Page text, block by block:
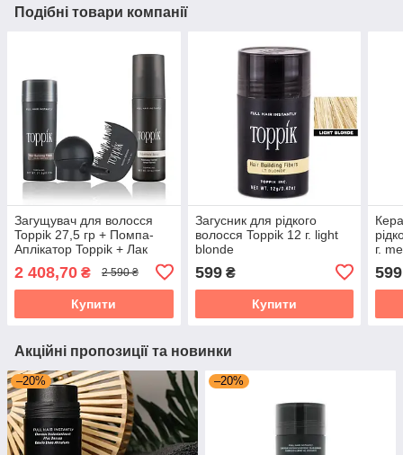
Подібні товари компанії
Загущувач для волосся
Toppik 27,5 гр + Помпа-
Аплікатор Toppik + Лак
2 408,70 ₴ 2 590 ₴
Купити
Загусник для рідкого
волосся Toppik 12 г. light
blonde
599₴
Купити
г.
599
Акційні пропозиції та новинки
–20% –20%